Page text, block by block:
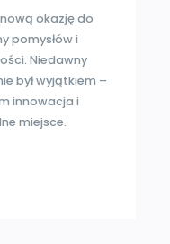
okazję do
pomysłów i
Niedawny
był wyjątkiem –
innowacja i
miejsce.